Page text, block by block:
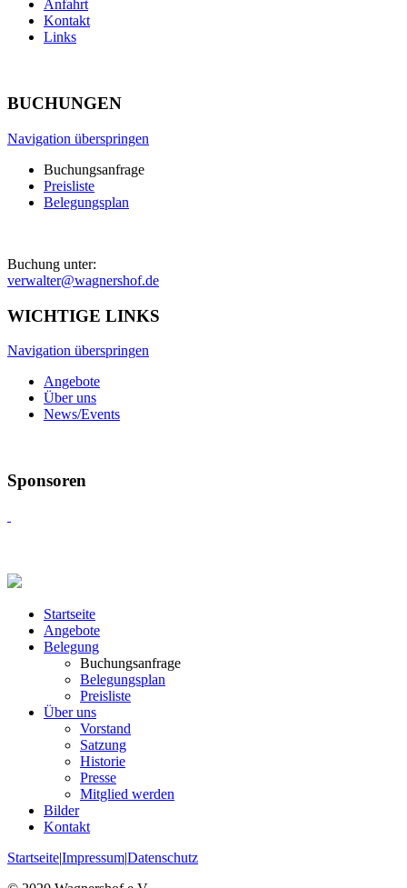
Anfahrt
Kontakt
Links
BUCHUNGEN
Navigation überspringen
Buchungsanfrage
Preisliste
Belegungsplan
Buchung unter:
verwalter@wagnershof.de
WICHTIGE LINKS
Navigation überspringen
Angebote
Über uns
News/Events
Sponsoren
Startseite
Angebote
Belegung
Buchungsanfrage
Belegungsplan
Preisliste
Über uns
Vorstand
Satzung
Historie
Presse
Mitglied werden
Bilder
Kontakt
Startseite|Impressum|Datenschutz